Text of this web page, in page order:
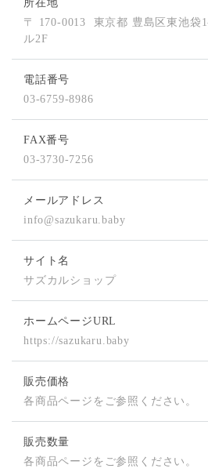
所在地
〒 170-0013 東京都 豊島区東池袋
ル2F
電話番号
03-6759-8986
FAX番号
03-3730-7256
メールアドレス
info@sazukaru.baby
サイト名
サズカルショップ
ホームページURL
https://sazukaru.baby
販売価格
各商品ページをご参照ください。
販売数量
各商品ページをご参照ください。